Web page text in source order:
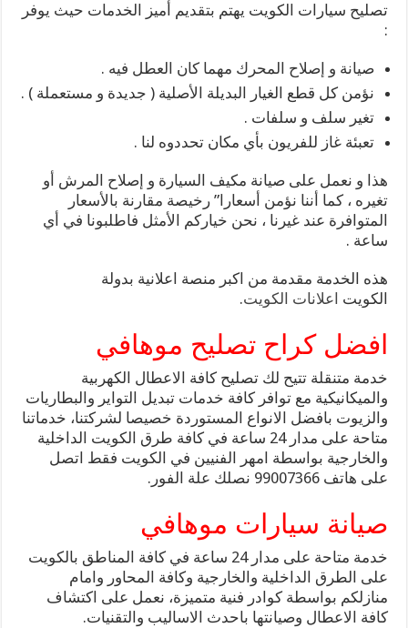
تصليح سيارات الكويت يهتم بتقديم أميز الخدمات حيث يوفر
:
صيانة و إصلاح المحرك مهما كان العطل فيه .
نؤمن كل قطع الغيار البديلة الأصلية ( جديدة و مستعملة ) .
تغير سلف و سلفات .
تعبئة غاز للفريون بأي مكان تحددوه لنا .
هذا و نعمل على صيانة مكيف السيارة و إصلاح المرش أو
تغيره ، كما أننا نؤمن أسعارا” رخيصة مقارنة بالأسعار
المتوافرة عند غيرنا ، نحن خياركم الأمثل فاطلبونا في أي
ساعة .
هذه الخدمة مقدمة من اكبر منصة اعلانية بدولة
الكويت اعلانات الكويت.
افضل كراح تصليح موهافي
خدمة متنقلة تتيح لك تصليح كافة الاعطال الكهربية
والميكانيكية مع توافر كافة خدمات تبديل التواير والبطاريات
والزيوت بافضل الانواع المستوردة خصيصا لشركتنا، خدماتنا
متاحة على مدار 24 ساعة في كافة طرق الكويت الداخلية
والخارجية بواسطة امهر الفنيين في الكويت فقط اتصل
على هاتف 99007366 نصلك علة الفور.
صيانة سيارات موهافي
خدمة متاحة على مدار 24 ساعة في كافة المناطق بالكويت
على الطرق الداخلية والخارجية وكافة المحاور وامام
منازلكم بواسطة كوادر فنية متميزة، نعمل على اكتشاف
كافة الاعطال وصيانتها باحدث الاساليب والتقنيات.